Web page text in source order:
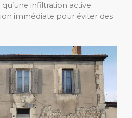
qu’une infiltration active
immédiate pour éviter des